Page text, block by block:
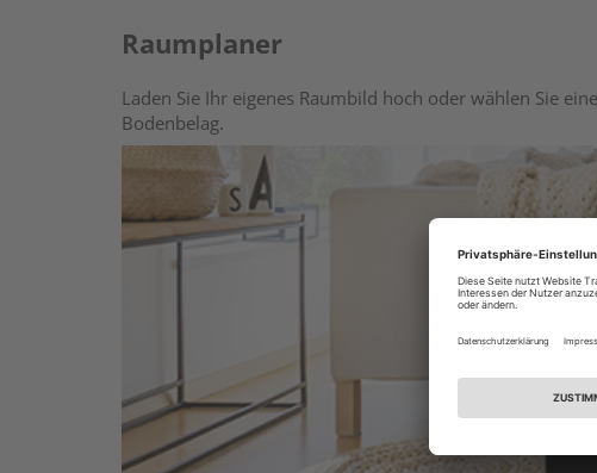
Raumplaner
Laden Sie Ihr eigenes Raumbild hoch oder wählen Sie
Bodenbelag.